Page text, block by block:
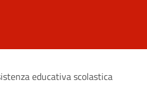
educativa scolastica